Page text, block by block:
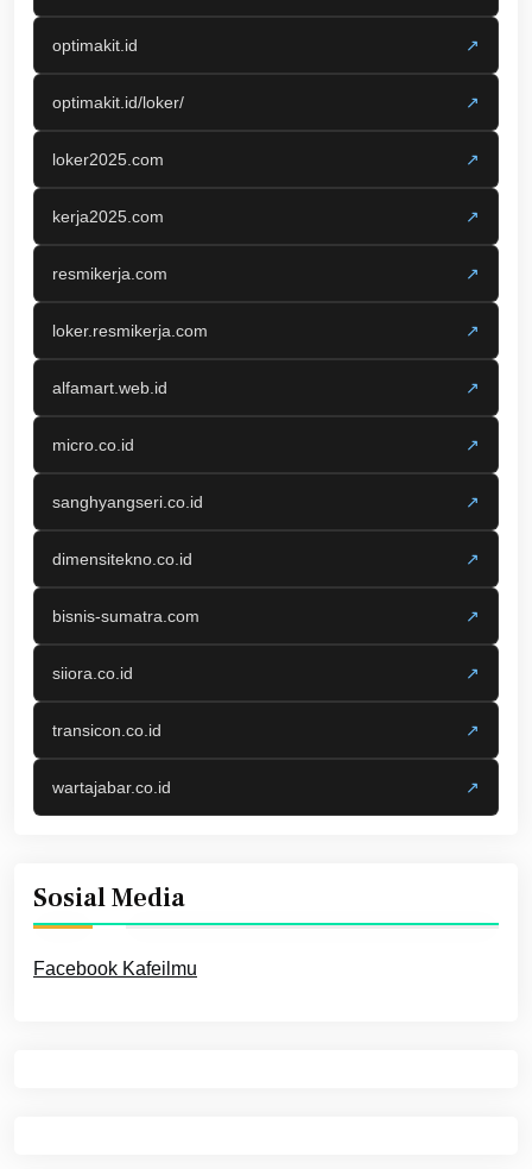
optimakit.id ↗
optimakit.id/loker/ ↗
loker2025.com ↗
kerja2025.com ↗
resmikerja.com ↗
loker.resmikerja.com ↗
alfamart.web.id ↗
micro.co.id ↗
sanghyangseri.co.id ↗
dimensitekno.co.id ↗
bisnis-sumatra.com ↗
siiora.co.id ↗
transicon.co.id ↗
wartajabar.co.id ↗
Sosial Media
Facebook Kafeilmu